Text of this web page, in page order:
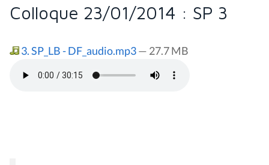
Colloque 23/01/2014 : SP 3
3. SP_LB - DF_audio.mp3— 27.7 MB